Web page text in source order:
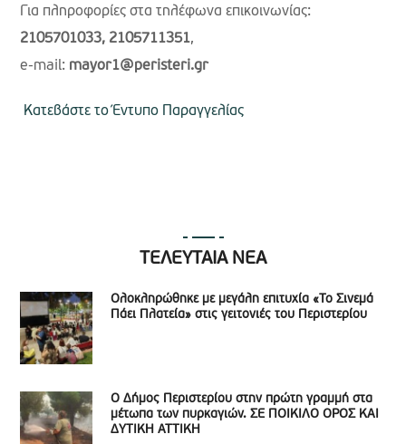
Για πληροφορίες στα τηλέφωνα επικοινωνίας:
2105701033, 2105711351,
e-mail: mayor1@peristeri.gr
Κατεβάστε το Έντυπο Παραγγελίας
ΤΕΛΕΥΤΑΙΑ ΝΕΑ
Ολοκληρώθηκε με μεγάλη επιτυχία «Το Σινεμά
Πάει Πλατεία» στις γειτονιές του Περιστερίου
Ο Δήμος Περιστερίου στην πρώτη γραμμή στα
μέτωπα των πυρκαγιών. ΣΕ ΠΟΙΚΙΛΟ ΟΡΟΣ ΚΑΙ
ΔΥΤΙΚΗ ΑΤΤΙΚΗ